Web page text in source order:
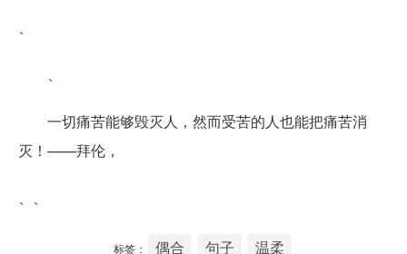
、
、
一切痛苦能够毁灭人，然而受苦的人也能把痛苦消
灭！——拜伦，
、、
标签： 偶合 句子 温柔